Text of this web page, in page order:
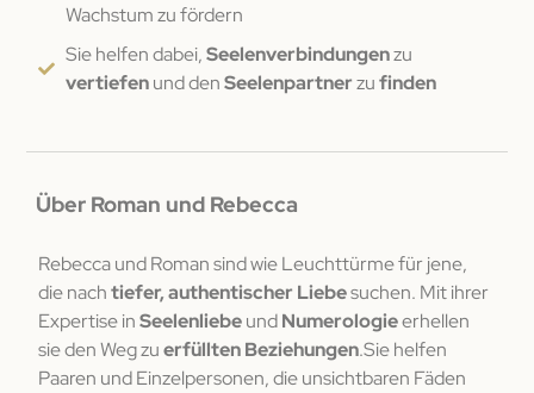
Wachstum zu fördern
Sie helfen dabei,Seelenverbindungenzu
vertiefenund denSeelenpartnerzufinden
Über Roman und Rebecca
Rebecca und Roman sind wie Leuchttürme für jene,
die nachtiefer, authentischer Liebesuchen. Mit ihrer
Expertise inSeelenliebeundNumerologieerhellen
sie den Weg zuerfüllten Beziehungen.Sie helfen
Paaren und Einzelpersonen, die unsichtbaren Fäden